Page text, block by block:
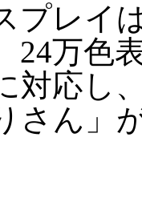
レイ
24万色
対応し
さん」